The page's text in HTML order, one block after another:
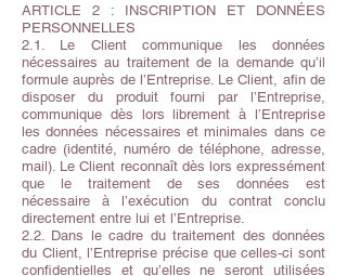
ARTICLE 2 : INSCRIPTION ET DONNÉES
PERSONNELLES
2.1. Le Client communique les données
nécessaires au traitement de la demande qu’il
formule auprès de l’Entreprise. Le Client, afin de
disposer du produit fourni par l’Entreprise,
communique dès lors librement à l’Entreprise
les données nécessaires et minimales dans ce
cadre (identité, numéro de téléphone, adresse,
mail). Le Client reconnaît dès lors expressément
que le traitement de ses données est
nécessaire à l’exécution du contrat conclu
directement entre lui et l’Entreprise.
2.2. Dans le cadre du traitement des données
du Client, l’Entreprise précise que celles-ci sont
confidentielles et qu’elles ne seront utilisées